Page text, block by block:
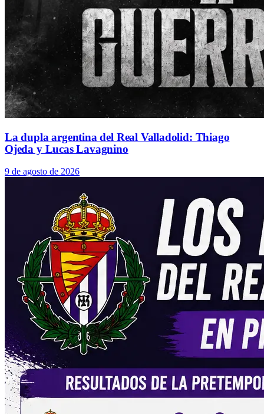
La dupla argentina del Real Valladolid: Thiago
Ojeda y Lucas Lavagnino
9 de agosto de 2026